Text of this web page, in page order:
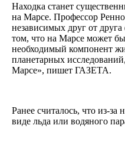
Находка станет
на Марсе. Профессор
независимых друг от
том, что на Марсе может
необходимый компонент
планетарных
Марсе», пишет ГАЗЕТА.
Ранее считалось, что из-за
виде льда или водяного